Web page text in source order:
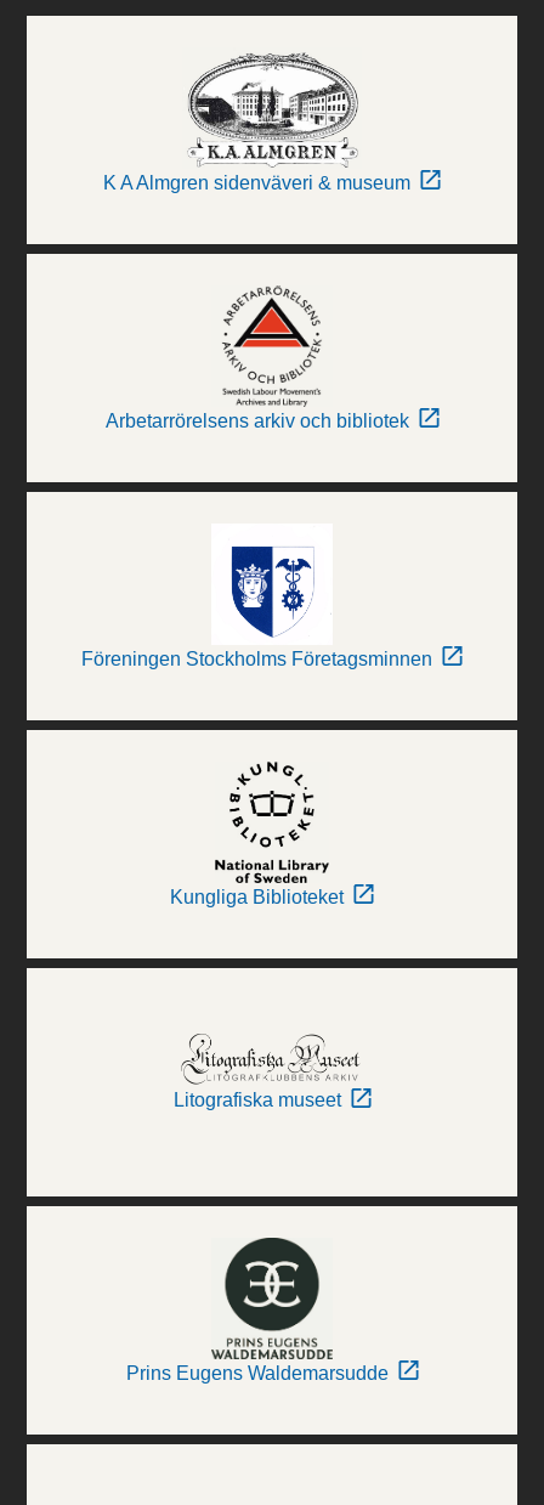
K A Almgren sidenväveri & museum
Arbetarrörelsens arkiv och bibliotek
Föreningen Stockholms Företagsminnen
Kungliga Biblioteket
Litografiska museet
Prins Eugens Waldemarsudde